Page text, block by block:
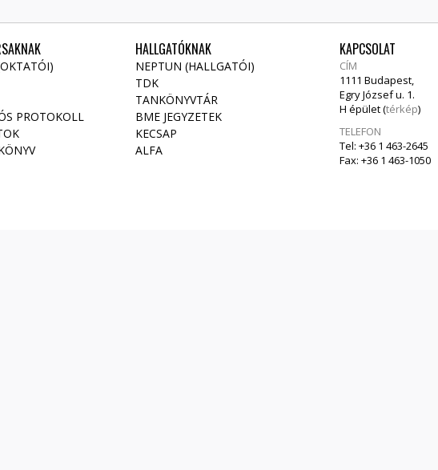
PROTOKOLL
HALLGATÓKNAK
NEPTUN (HALLGATÓI)
TDK
TANKÖNYVTÁR
BME JEGYZETEK
KECSAP
ALFA
KAPCSOLAT
CÍM
1111 Budapest,
Egry József u. 1.
H épület (térkép)
TELEFON
Tel: +36 1 463-2645
Fax: +36 1 463-1050